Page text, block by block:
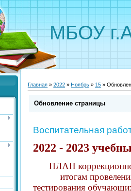
МБОУ
Главная » 2022 » Ноябрь » 15 »
Обновление страницы
Воспитательная
2022 - 2023
ПЛАН
итогам
тестирования